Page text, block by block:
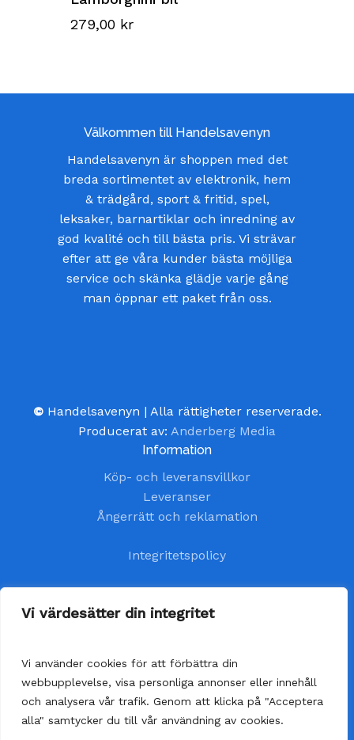
Vi värdesätter din integritet
Vi använder cookies för att förbättra din
webbupplevelse, visa personliga annonser eller innehåll
och analysera vår trafik. Genom att klicka på "Acceptera
alla" samtycker du till vår användning av cookies.
279,00 kr
Välkommen till Handelsavenyn
Handelsavenyn är shoppen med det
breda sortimentet av elektronik, hem
& trädgård, sport & fritid, spel,
leksaker, barnartiklar och inredning av
god kvalité och till bästa pris. Vi strävar
efter att ge våra kunder bästa möjliga
service och skänka glädje varje gång
man öppnar ett paket från oss.
© Handelsavenyn | Alla rättigheter reserverade.
Producerat av: Anderberg Media
Information
Köp- och leveransvillkor
Leveranser
Ångerrätt och reklamation
Integritetspolicy
Kundtjänst
Vår kundtjänst har öppet alla helgfria vardagar.
Vi besvarar dina frågor så fort som möjligt,
senast inom 48 timmar.